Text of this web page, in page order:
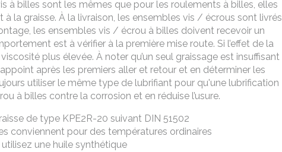
à billes sont les mêmes que pour les roulements à billes, elles
à la graisse. À la livraison, les ensembles vis / écrous sont livrés
les ensembles vis / écrou à billes doivent recevoir un
est à vérifier à la première mise route. Si l’effet de la
plus élevée. À noter qu’un seul graissage est insuffisant
après les premiers aller et retour et en déterminer les
utiliser le même type de lubrifiant pour qu'une lubrification
à billes contre la corrosion et en réduise l’usure.
de type KPE2R-20 suivant DIN 51502
conviennent pour des températures ordinaires
une huile synthétique